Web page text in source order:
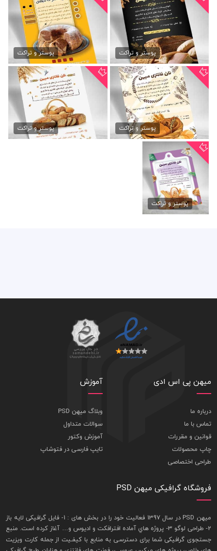
طرح تراکت نان فانتزی psd
79,000 تومان پوستر و تراکت
دانلود تراکت نان فانتزی
79,000 تومان پوستر و تراکت
تراکت نان فانتزی psd
79,000 تومان پوستر و تراکت
طرح تراکت نان فانتزی
79,000 تومان پوستر و تراکت
تراکت تبلیغاتی نان
فانتزی
79,000 تومان
پوستر و تراکت
میهن پی اس ادی
درباره ما
تماس با ما
قوانین و مقررات
چاپ محصولات
طراحی اختصاصی
آموزش
وبلاگ میهن PSD
سوالات متداول
آموزش وکتور
تایپ فارسی در فتوشاپ
فروشگاه گرافیکی میهن PSD
ميهن PSD در سال 1397 فعاليت خود را در بخش های : 1-
فايل گرافيکی لايه باز
2- طراحی لوگو 3- پروژه هاي آماده افترافکت و اديوس و… آغاز کرده است. منبع
جستجوی گرافيکی شما برای دسترسی به منابع با کيفـيت از جملهکارت ويزيت